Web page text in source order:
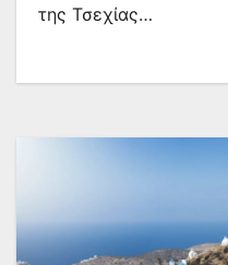
της Τσεχίας…